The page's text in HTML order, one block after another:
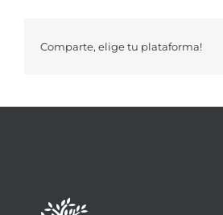
Comparte, elige tu plataforma!